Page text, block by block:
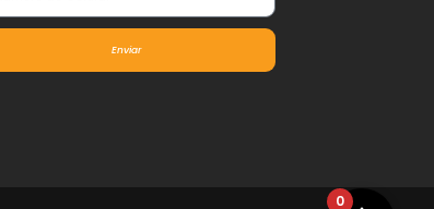
Enviar
0